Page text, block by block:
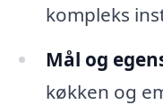
kompleks
Mål og
køkken og